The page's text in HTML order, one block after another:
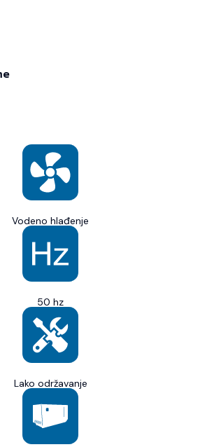
Vodeno hlađenje
50 hz
Lako održavanje